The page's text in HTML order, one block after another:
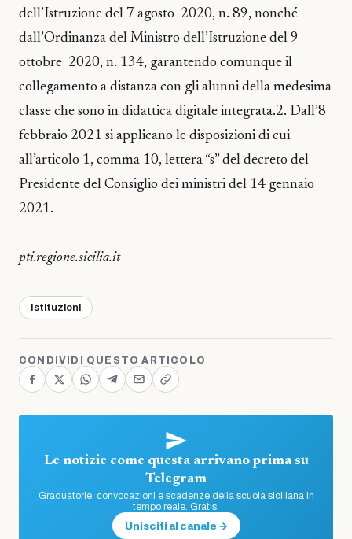
dell’Istruzione del 7 agosto 2020, n. 89, nonché
dall’Ordinanza del Ministro dell’Istruzione del 9
ottobre 2020, n. 134, garantendo comunque il
collegamento a distanza con gli alunni della medesima
classe che sono in didattica digitale integrata.2. Dall’8
febbraio 2021 si applicano le disposizioni di cui
all’articolo 1, comma 10, lettera “s” del decreto del
Presidente del Consiglio dei ministri del 14 gennaio
2021.
pti.regione.sicilia.it
Istituzioni
CONDIVIDI QUESTO ARTICOLO
Le notizie come questa arrivano prima su
Telegram
Graduatorie, convocazioni e scadenze della scuola siciliana in
tempo reale. Gratis.
Unisciti al canale →